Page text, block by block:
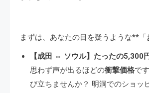
まずは、あなたの目を疑うような**
【成田 ⇔ ソウル】たったの5,300
思わず声が出るほどの衝撃価格で
び立ちませんか？ 明洞でのショッ